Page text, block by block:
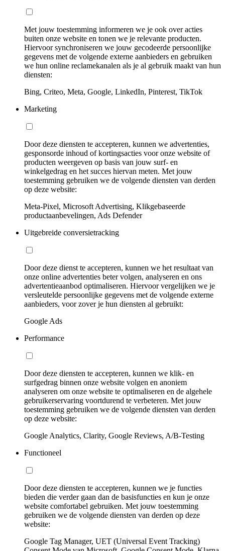
Met jouw toestemming informeren we je ook over acties
buiten onze website en tonen we je relevante producten.
Hiervoor synchroniseren we jouw gecodeerde persoonlijke
gegevens met de volgende externe aanbieders en gebruiken
we hun online reclamekanalen als je al gebruik maakt van hun
diensten:
Bing, Criteo, Meta, Google, LinkedIn, Pinterest, TikTok
Marketing
Door deze diensten te accepteren, kunnen we advertenties,
gesponsorde inhoud of kortingsacties voor onze website of
producten weergeven op basis van jouw surf- en
winkelgedrag en het succes hiervan meten. Met jouw
toestemming gebruiken we de volgende diensten van derden
op deze website:
Meta-Pixel, Microsoft Advertising, Klikgebaseerde
productaanbevelingen, Ads Defender
Uitgebreide conversietracking
Door deze dienst te accepteren, kunnen we het resultaat van
onze online advertenties beter volgen, analyseren en ons
advertentieaanbod optimaliseren. Hiervoor vergelijken we je
versleutelde persoonlijke gegevens met de volgende externe
aanbieders, voor zover je hun diensten al gebruikt:
Google Ads
Performance
Door deze diensten te accepteren, kunnen we klik- en
surfgedrag binnen onze website volgen en anoniem
analyseren om onze website te optimaliseren en de algehele
gebruikerservaring voortdurend te verbeteren. Met jouw
toestemming gebruiken we de volgende diensten van derden
op deze website:
Google Analytics, Clarity, Google Reviews, A/B-Testing
Functioneel
Door deze diensten te accepteren, kunnen we je functies
bieden die verder gaan dan de basisfuncties en kun je onze
website comfortabel gebruiken. Met jouw toestemming
gebruiken we de volgende diensten van derden op deze
website:
Google Tag Manager, UET (Universal Event Tracking)